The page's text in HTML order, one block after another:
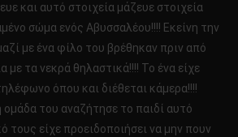
και αυτό στοιχεία μάζευε στοιχεία
σώμα ενός Αβυσσαλέου!!!! Εκείνη την
με ένα φίλο του βρέθηκαν πριν από
με τα νεκρά θηλαστικά!!!! Το ένα είχε
όπου και διέθεται κάμερα!!!!
του αναζήτησε το παιδί αυτό
τους είχε προειδοποιήσει να μην πουν